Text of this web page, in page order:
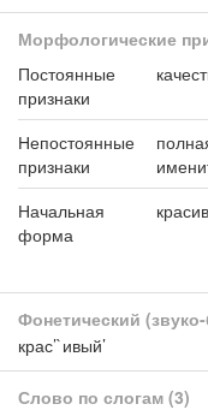
Морфологические
Постоянные
признаки
Непостоянные
признаки
Начальная
форма
Фонетический
крас’`ивый’
Слово по слогам (3)